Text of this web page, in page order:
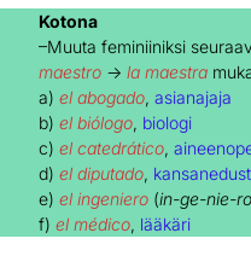
Kotona
–Muuta feminiiniksi
maestro → la maestra
a) el abogado, asianajaja
b) el biólogo, biologi
c) el catedrático,
d) el diputado,
e) el ingeniero (in-ge-nie-ro
f) el médico, lääkäri